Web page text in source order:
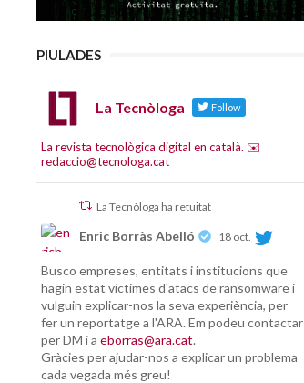
PIULADES
La Tecnòloga Follow
La revista tecnològica digital en català. ✉️
redaccio@tecnologa.cat
La Tecnòloga ha retuitat
Enric Borràs Abelló 18 oct.
Busco empreses, entitats i institucions que
hagin estat víctimes d'atacs de ransomware i
vulguin explicar-nos la seva experiència, per
fer un reportatge a l'ARA. Em podeu contactar
per DM i a eborras@ara.cat.
Gràcies per ajudar-nos a explicar un problema
cada vegada més greu!